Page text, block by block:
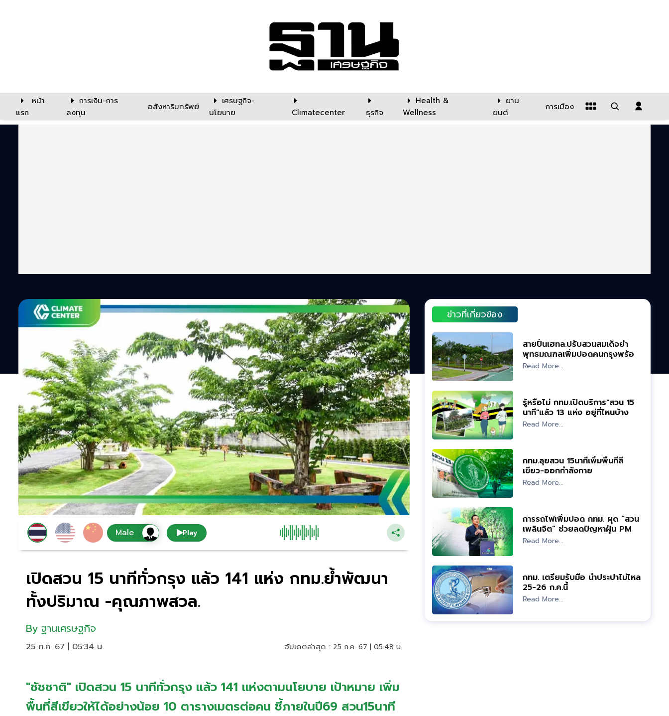
หน้า
แรก
การเงิน-การ
ลงทุน
อสังหาริมทรัพย์
เศรษฐกิจ-
นโยบาย
Climatecenter ธุรกิจ
Health &
Wellness
ยาน
ยนต์
การเมือง
Play
เปิดสวน 15 นาทีทั่วกรุง แล้ว 141 แห่ง กทม.ย้ำพัฒนา
ทั้งปริมาณ -คุณภาพสวล.
By ฐานเศรษฐกิจ
25 ก.ค. 67 | 05:34 น. อัปเดตล่าสุด : 25 ก.ค. 67 | 05:48 น.
"ชัชชาติ" เปิดสวน 15 นาทีทั่วกรุง แล้ว 141 แห่งตามนโยบาย เป้าหมาย เพิ่ม
พื้นที่สีเขียวให้ได้อย่างน้อย 10 ตารางเมตรต่อคน ชี้ภายในปี69 สวน15นาที
ข่าวที่เกี่ยวข้อง
สายปั่นเฮทล.ปรับสวนสมเด็จย่า
พุทธมณฑลเพิ่มปอดคนกรุงพร้อม
เลนจักรยาน
Read More...
รู้หรือไม่ กทม.เปิดบริการ"สวน 15
นาที"แล้ว 13 แห่ง อยู่ที่ไหนบ้าง
Read More...
กทม.ลุยสวน 15นาทีเพิ่มพื้นที่สี
เขียว-ออกกำลังกาย
Read More...
การรถไฟเพิ่มปอด กทม. ผุด “สวน
เพลินจิต” ช่วยลดปัญหาฝุ่น PM
2.5
Read More...
กทม. เตรียมรับมือ น้ำประปาไม่ไหล
25-26 ก.ค.นี้
Read More...